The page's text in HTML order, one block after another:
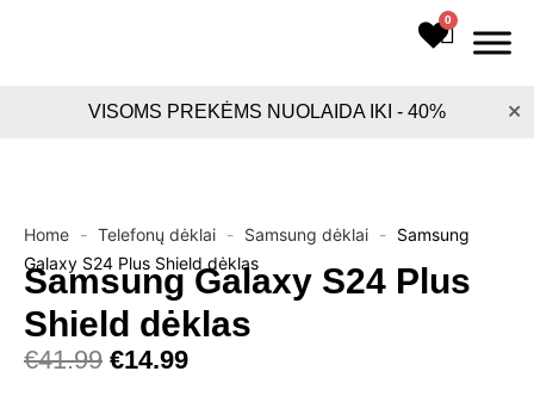
0 Cart
VISOMS PREKĖMS NUOLAIDA IKI - 40% ×
Home - Telefonų dėklai - Samsung dėklai - Samsung
Galaxy S24 Plus Shield dėklas
Samsung Galaxy S24 Plus
Shield dėklas
€41.99 Original
€14.99Current